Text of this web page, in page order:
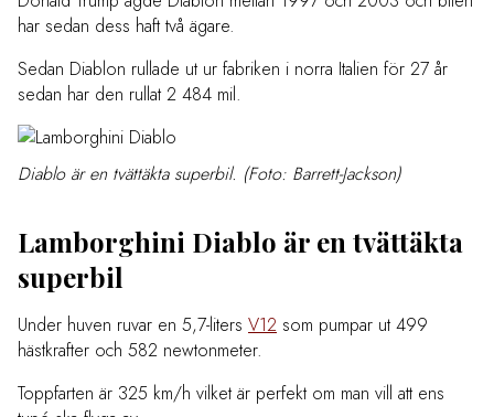
har sedan dess haft två ägare.
Sedan Diablon rullade ut ur fabriken i norra Italien för 27 år
sedan har den rullat 2 484 mil.
Diablo är en tvättäkta superbil. (Foto: Barrett-Jackson)
Lamborghini Diablo är en tvättäkta
superbil
Under huven ruvar en 5,7-liters V12 som pumpar ut 499
hästkrafter och 582 newtonmeter.
Toppfarten är 325 km/h vilket är perfekt om man vill att ens